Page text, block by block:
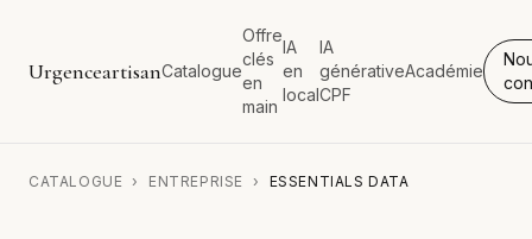
UrgenceartisanCatalogue
Offre
clés
en
main
IA
en
local
IA
générative
CPF
Académie
CATALOGUE › ENTREPRISE › ESSENTIALS DATA